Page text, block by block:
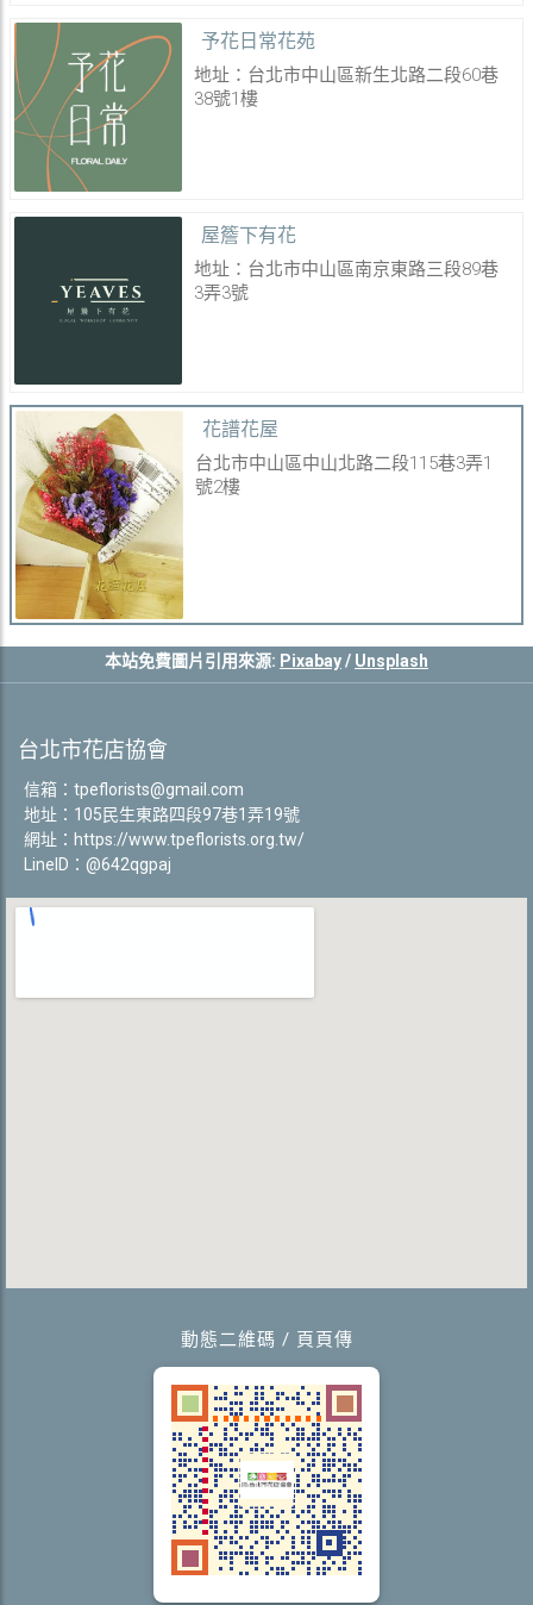
予花日常花苑
地址：台北市中山區新生北路二段60巷
38號1樓
屋簷下有花
地址：台北市中山區南京東路三段89巷
3弄3號
花譜花屋
台北市中山區中山北路二段115巷3弄1
號2樓
本站免費圖片引用來源: Pixabay/ Unsplash
台北市花店協會
信箱： tpeflorists@gmail.com
地址：105民生東路四段97巷1弄19號
網址： https://www.tpeflorists.org.tw/
LineID：@642qgpaj
動態二維碼 / 頁頁傳